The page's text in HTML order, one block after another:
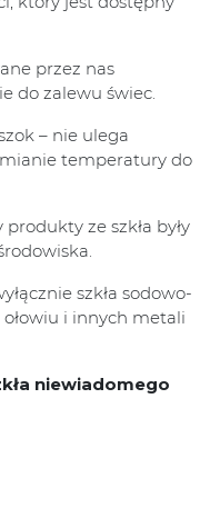
przez nas
do zalewu świec.
– nie ulega
temperatury do
ze szkła były
szkła sodowo-
i innych metali
niewiadomego